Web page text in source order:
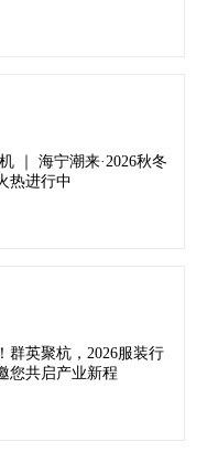
｜ 海宁潮来·2026秋冬
热进行中
群英聚杭，2026服装行
您共启产业新程